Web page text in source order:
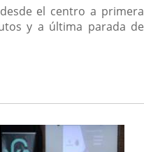
el centro a primera
y a última parada de